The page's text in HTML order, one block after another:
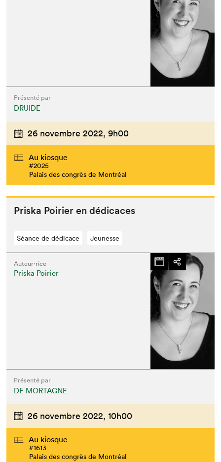
Présenté par
DRUIDE
26 novembre 2022, 9h00
Au kiosque
#2025
Palais des congrès de Montréal
Priska Poiri­er en dédicaces
Séance de dédicace Jeunesse
Auteur·rice
Priska Poirier
Présenté par
DE MORTAGNE
26 novembre 2022, 10h00
Au kiosque
#1613
Palais des congrès de Montréal